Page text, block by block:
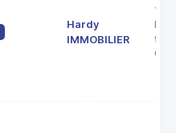
Hardy
IMMOBILIER
1